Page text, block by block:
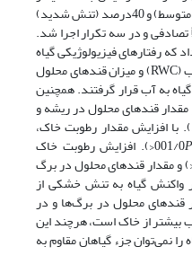
100درصد (شاهد)، 70 درصد (تنش متوسط) و 40درصد (تنش شدید)
تصادفی و در سه تکرار اجرا شد.
رفتارهای فیزیولوژیکی گیاه
شامل پتانسیل آب، گنجایش نسبی آب (RWC) و میزان قند‌های محلول
به آب قرار گرفتند. همچنین
قند‌های محلول در ریشه و
). با افزایش مقدار رطوبت خاک،
P <). افزایش رطوبت خاک
و مقدار قندهای محلول در برگ
واکنش گیاه به تنش خشکی از
قندهای محلول در برگ‌ها و در
بیشتر از خاک است، هرچند این
را نمی‌توان جزء گیاهان مقاوم به